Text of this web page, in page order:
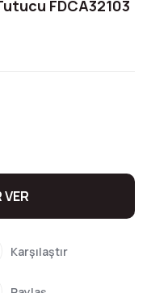
FDCA32103
VER
Karşılaştır